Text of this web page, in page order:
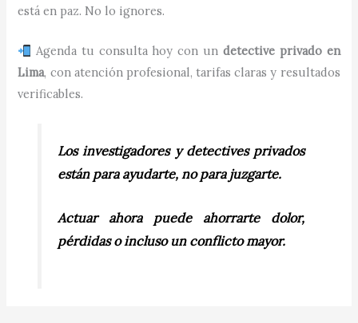
está en paz. No lo ignores.
Agenda tu consulta hoy con un detective privado en
Lima, con atención profesional, tarifas claras y resultados
verificables.
Los investigadores y detectives privados
están para ayudarte, no para juzgarte.
Actuar ahora puede ahorrarte dolor,
pérdidas o incluso un conflicto mayor.